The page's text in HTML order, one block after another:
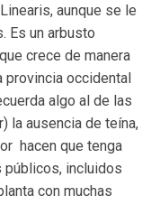
aunque se le
Es un arbusto
crece de manera
provincia occidental
algo al de las
la ausencia de teína,
hacen que tenga
públicos, incluidos
con muchas